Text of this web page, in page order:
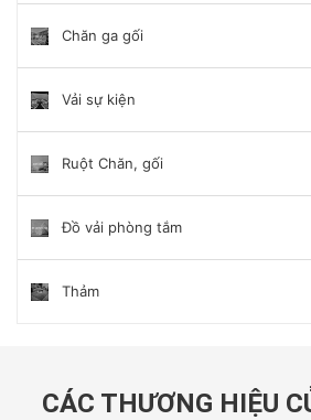
Chăn ga gối
Vải sự kiện
Ruột Chăn, gối
Đồ vải phòng tắm
Thảm
CÁC THƯƠNG HIỆU